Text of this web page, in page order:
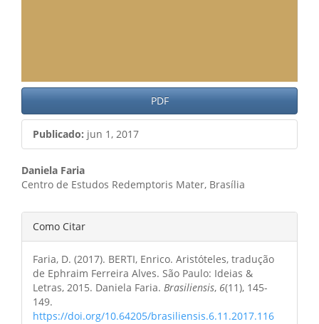
PDF
Publicado: jun 1, 2017
Conteúdo
do
artigo
principal
Daniela Faria
Centro de Estudos Redemptoris Mater, Brasília
Detalhes
do
artigo
Como Citar
Faria, D. (2017). BERTI, Enrico. Aristóteles, tradução
de Ephraim Ferreira Alves. São Paulo: Ideias &
Letras, 2015. Daniela Faria. Brasiliensis, 6(11), 145-
149.
https://doi.org/10.64205/brasiliensis.6.11.2017.116